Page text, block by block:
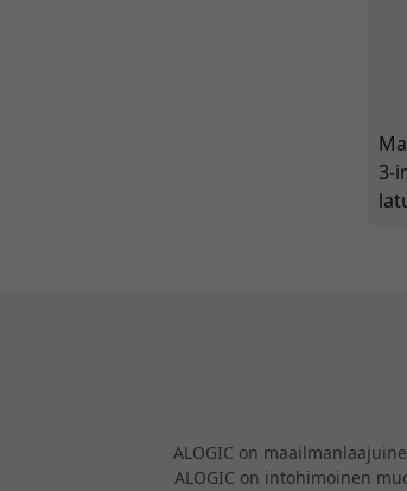
3-
ALOGIC on
ALOGIC on intohimoinen